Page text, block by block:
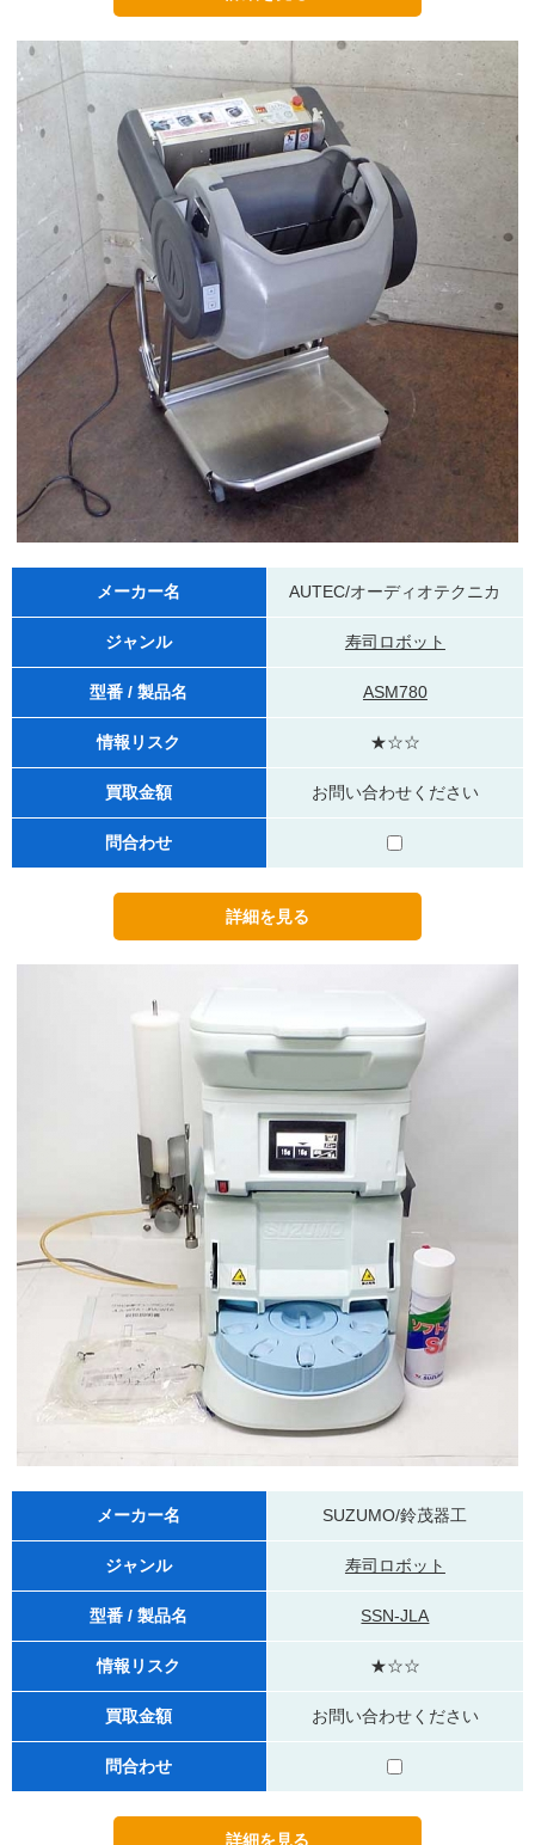
メーカー名 AUTEC/オーディオテクニカ
ジャンル 寿司ロボット
型番 / 製品名 ASM780
情報リスク ★☆☆
買取金額 お問い合わせください
問合わせ
メーカー名 SUZUMO/鈴茂器工
ジャンル 寿司ロボット
型番 / 製品名 SSN-JLA
情報リスク ★☆☆
買取金額 お問い合わせください
問合わせ